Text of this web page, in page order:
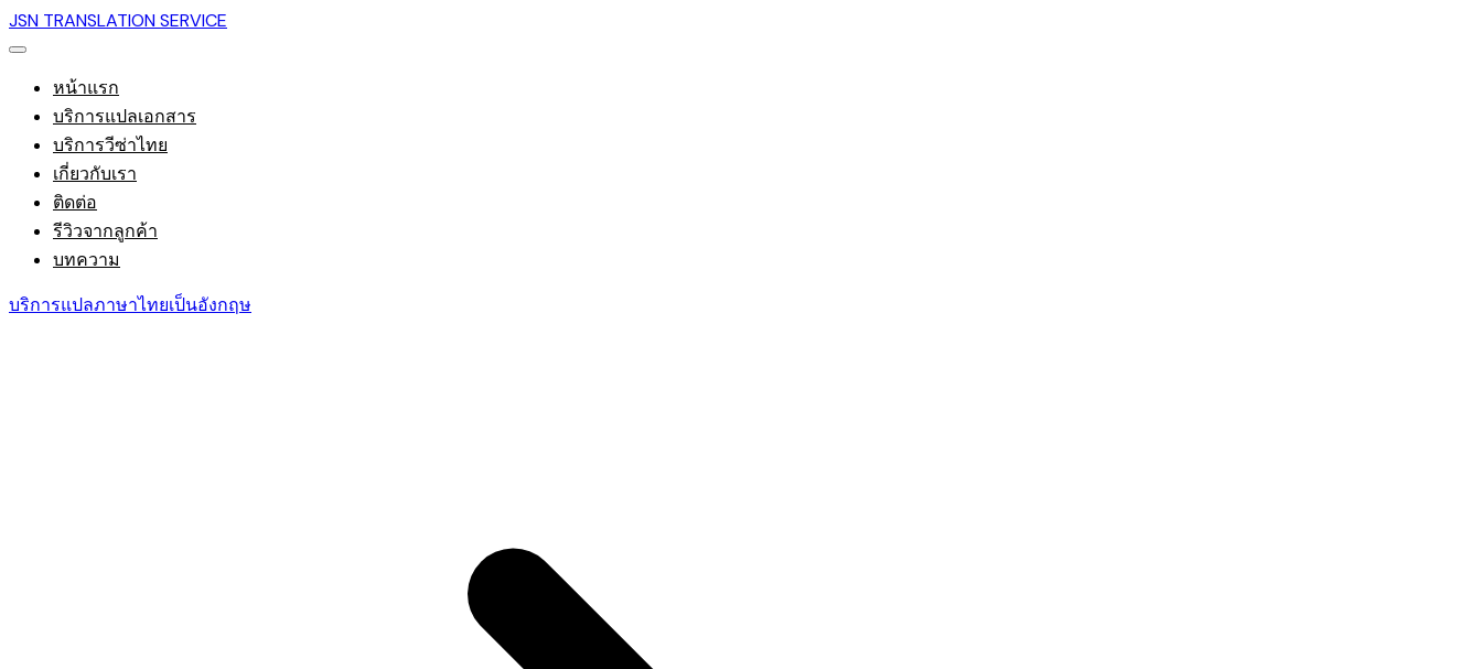
JSN TRANSLATION SERVICE
หน้าแรก
บริการแปลเอกสาร
บริการวีซ่าไทย
เกี่ยวกับเรา
ติดต่อ
รีวิวจากลูกค้า
บทความ
บริการแปลภาษาไทยเป็นอังกฤษ